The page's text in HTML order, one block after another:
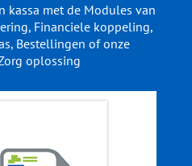
kassa met de Modules van
Financiele koppeling,
Bestellingen of onze
oplossing